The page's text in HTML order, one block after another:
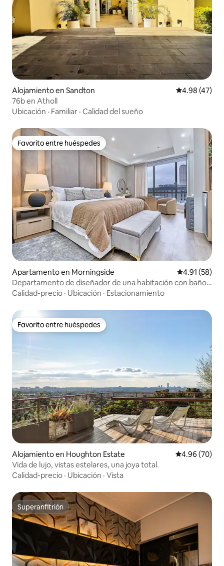
Alojamiento en Sandton Calificación
4.98 (47)
76b en Atholl
Ubicación · Familiar · Calidad del sueño
Favorito entre huéspedes
Favorito entre huéspedes
Apartamento en Morningside Calificación
4.91 (58)
Departamento de diseñador de una habitación con baño
privado en Sandton's Hub APT910
Calidad-precio · Ubicación · Estacionamiento
Favorito entre huéspedes
Favorito entre huéspedes
Alojamiento en Houghton Estate Calificación
4.96 (70)
Vida de lujo, vistas estelares, una joya total.
Calidad-precio · Ubicación · Vista
Superanfitrión
Superanfitrión